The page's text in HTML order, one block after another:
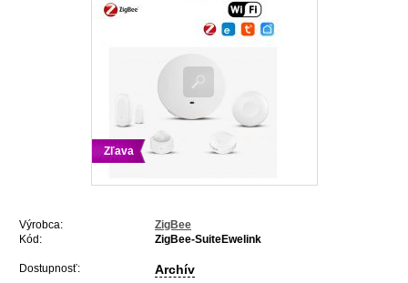
Zľava
Výrobca:
ZigBee
Kód:
ZigBee-SuiteEwelink
Dostupnosť: Archív